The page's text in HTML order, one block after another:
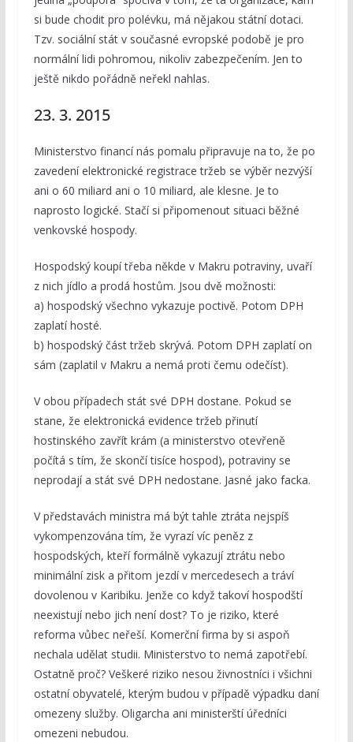
si bude chodit pro polévku, má nějakou státní dotaci.
Tzv. sociální stát v současné evropské podobě je pro
normální lidi pohromou, nikoliv zabezpečením. Jen to
ještě nikdo pořádně neřekl nahlas.
23. 3. 2015
Ministerstvo financí nás pomalu připravuje na to, že po
zavedení elektronické registrace tržeb se výběr nezvýší
ani o 60 miliard ani o 10 miliard, ale klesne. Je to
naprosto logické. Stačí si připomenout situaci běžné
venkovské hospody.
Hospodský koupí třeba někde v Makru potraviny, uvaří
z nich jídlo a prodá hostům. Jsou dvě možnosti:
a) hospodský všechno vykazuje poctivě. Potom DPH
zaplatí hosté.
b) hospodský část tržeb skrývá. Potom DPH zaplatí on
sám (zaplatil v Makru a nemá proti čemu odečíst).
V obou případech stát své DPH dostane. Pokud se
stane, že elektronická evidence tržeb přinutí
hostinského zavřít krám (a ministerstvo otevřeně
počítá s tím, že skončí tisíce hospod), potraviny se
neprodají a stát své DPH nedostane. Jasné jako facka.
V představách ministra má být tahle ztráta nejspíš
vykompenzována tím, že vyrazí víc peněz z
hospodských, kteří formálně vykazují ztrátu nebo
minimální zisk a přitom jezdí v mercedesech a tráví
dovolenou v Karibiku. Jenže co když takoví hospodští
neexistují nebo jich není dost? To je riziko, které
reforma vůbec neřeší. Komerční firma by si aspoň
nechala udělat studii. Ministerstvo to nemá zapotřebí.
Ostatně proč? Veškeré riziko nesou živnostníci i všichni
ostatní obyvatelé, kterým budou v případě výpadku daní
omezeny služby. Oligarcha ani ministerští úředníci
omezeni nebudou.